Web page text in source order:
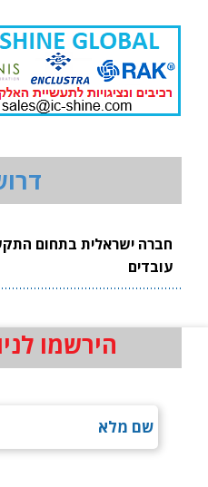
חברה ישראלית בתחום
עובדים
הירשמו